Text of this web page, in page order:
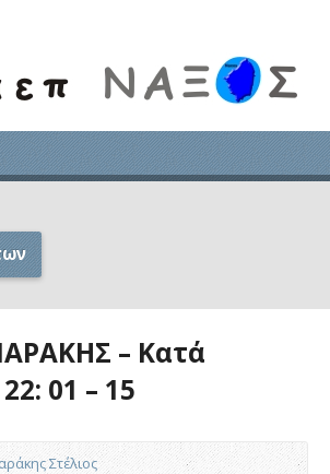
– Κατά
01 – 15
Στέλιος